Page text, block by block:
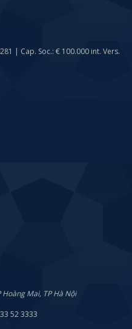
| Cap. Soc.: € 100.000 int. Vers.
Mai, TP Hà Nội
52 3333